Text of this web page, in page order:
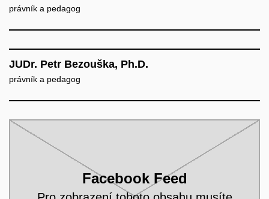
právník a pedagog
JUDr. Petr Bezouška, Ph.D.
právník a pedagog
Facebook Feed